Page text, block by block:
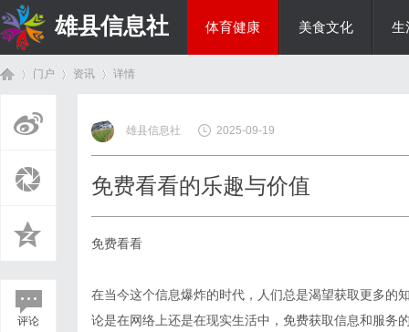
雄县信息社 体育健康 美食文化 生
门户 资讯
›
详情
评论
雄县信息社 2025-09-19
免费看看的乐趣与价值
免费看看
在当今这个信息爆炸的时代，人们总是渴望获取更多的
论是在网络上还是在现实生活中，免费获取信息和服务